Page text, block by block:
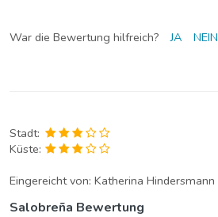
War die Bewertung hilfreich? JA NEIN
Stadt:
Küste:
Eingereicht von: Katherina Hindersmann
Salobreña Bewertung